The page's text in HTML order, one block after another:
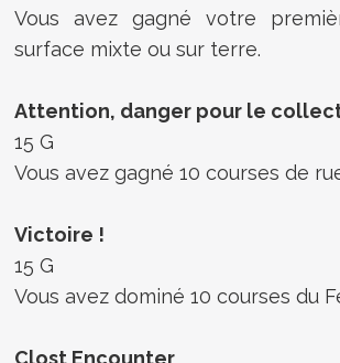
Vous avez gagné votre
surface mixte ou sur terre.
Attention, danger pour le
15 G
Vous avez gagné 10 courses de
Victoire !
15 G
Vous avez dominé 10 courses du
Clost Encounter